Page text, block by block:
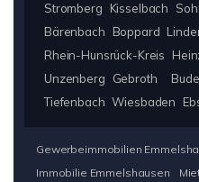
Stromberg
Kisselbach
Bärenbach
Boppard
Rhein-Hunsrück-Kreis
Unzenberg
Gebroth
Tiefenbach Wiesbaden
Gewerbeimmobilien
Immobilie Emmelshausen